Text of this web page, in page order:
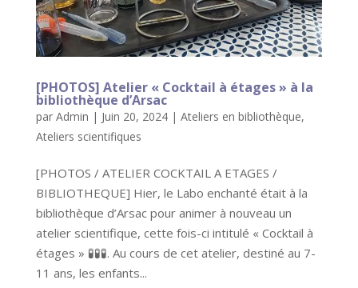
[PHOTOS] Atelier « Cocktail à étages » à la
bibliothèque d’Arsac
par Admin | Juin 20, 2024| Ateliers en bibliothèque,
Ateliers scientifiques
[PHOTOS / ATELIER COCKTAIL A ETAGES /
BIBLIOTHEQUE] Hier, le Labo enchanté était à la
bibliothèque d’Arsac pour animer à nouveau un
atelier scientifique, cette fois-ci intitulé « Cocktail à
étages » 🧪🧪🧪. Au cours de cet atelier, destiné au 7-
11 ans, les enfants...